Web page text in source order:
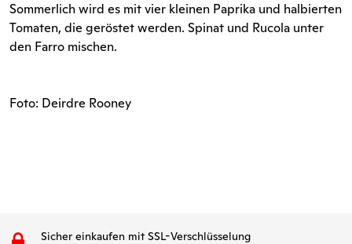
Sommerlich wird es mit vier kleinen Paprika und halbierten
Tomaten, die geröstet werden. Spinat und Rucola unter
den Farro mischen.
Foto: Deirdre Rooney
Sicher einkaufen mit SSL-Verschlüsselung